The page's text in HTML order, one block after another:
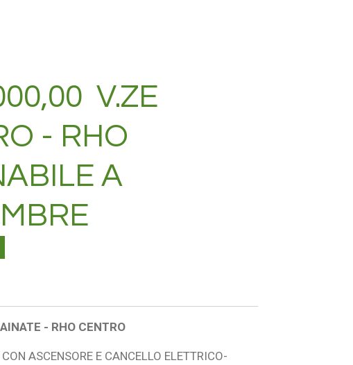
V.ZE
- RHO
A
- RHO CENTRO
ASCENSORE E CANCELLO ELETTRICO-